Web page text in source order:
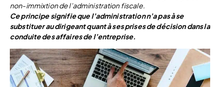
non-immixtion de l’administration fiscale.
Ce principe signifie que l’administration n’a pas à se
substituer au dirigeant quant à ses prises de décision dans la
conduite des affaires de l’entreprise.